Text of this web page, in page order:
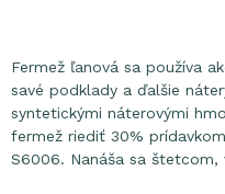
Fermež ľanová sa používa
savé podklady a ďalšie
syntetickými náterovými
fermež riediť 30%
S6006. Nanáša sa štetcom,